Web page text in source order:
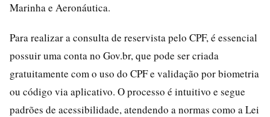
Marinha e Aeronáutica.
Para realizar a consulta de reservista pelo CPF, é essencial
possuir uma conta no Gov.br, que pode ser criada
gratuitamente com o uso do CPF e validação por biometria
ou código via aplicativo. O processo é intuitivo e segue
padrões de acessibilidade, atendendo a normas como a Lei